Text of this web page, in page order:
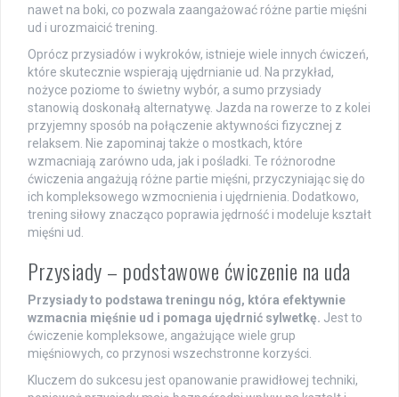
nawet na boki, co pozwala zaangażować różne partie mięśni
ud i urozmaicić trening.
Oprócz przysiadów i wykroków, istnieje wiele innych ćwiczeń,
które skutecznie wspierają ujędrnianie ud. Na przykład,
nożyce poziome to świetny wybór, a sumo przysiady
stanowią doskonałą alternatywę. Jazda na rowerze to z kolei
przyjemny sposób na połączenie aktywności fizycznej z
relaksem. Nie zapominaj także o mostkach, które
wzmacniają zarówno uda, jak i pośladki. Te różnorodne
ćwiczenia angażują różne partie mięśni, przyczyniając się do
ich kompleksowego wzmocnienia i ujędrnienia. Dodatkowo,
trening siłowy znacząco poprawia jędrność i modeluje kształt
mięśni ud.
Przysiady – podstawowe ćwiczenie na uda
Przysiady to podstawa treningu nóg, która efektywnie
wzmacnia mięśnie ud i pomaga ujędrnić sylwetkę. Jest to
ćwiczenie kompleksowe, angażujące wiele grup
mięśniowych, co przynosi wszechstronne korzyści.
Kluczem do sukcesu jest opanowanie prawidłowej techniki,